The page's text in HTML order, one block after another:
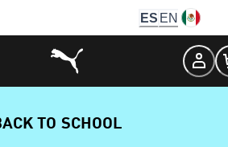
ES EN
TO SCHOOL